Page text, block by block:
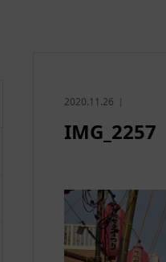
2020.11.26
IMG_2257